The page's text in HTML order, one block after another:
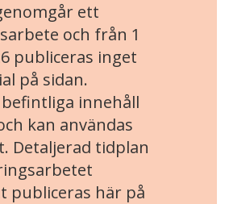
ett
och från 1
publiceras inget
på sidan.
innehåll
kan användas
Detaljerad tidplan
publiceras här på